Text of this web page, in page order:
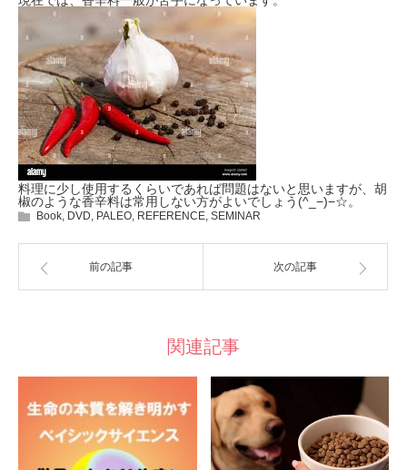
料理に少し使用するくらいであれば問題はないと思いますが、胡
椒のような香辛料は常用しない方がよいでしょう(^_−)−☆。
Book, DVD, PALEO, REFERENCE, SEMINAR
前の記事 次の記事
関連記事